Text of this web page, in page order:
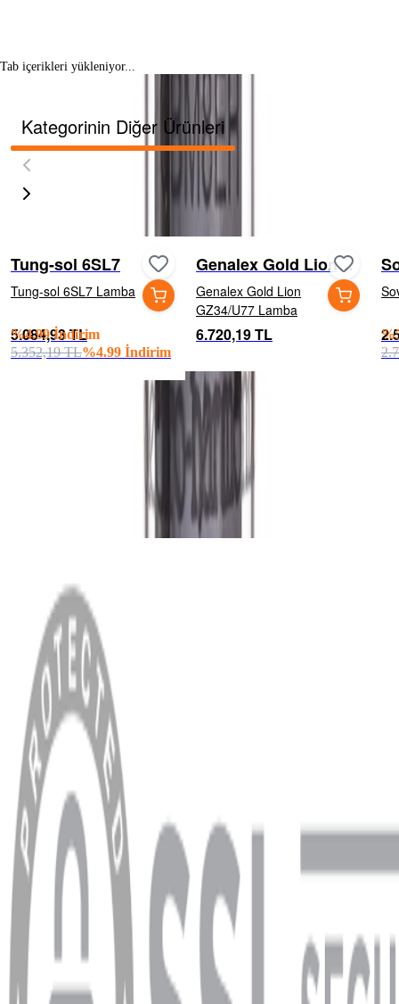
Tab içerikleri yükleniyor...
Kategorinin Diğer Ürünleri
Tung-sol 6SL7
Tung-sol 6SL7 Lamba
5.084,93 TL
5.352,19 TL%4.99 İndirim
%4.99İndirim
Genalex Gold Lion
GZ34/U77
Genalex Gold Lion
GZ34/U77 Lamba
6.720,19 TL %
MENÜ
Anasayfa
Hakkımızda
Blog
MÜŞTERİ HİZMETLERİ
Hesabım
Sipariş Sorgulama
Banka Hesap Bilgileri
YARDIM VE DESTEK
Ödeme ve Teslimat Şartları
Garanti ve İade Şartları
info@dukkanhifi.com
0850 441 40 44
info@dukkanhifi.com 0850 441 40 44